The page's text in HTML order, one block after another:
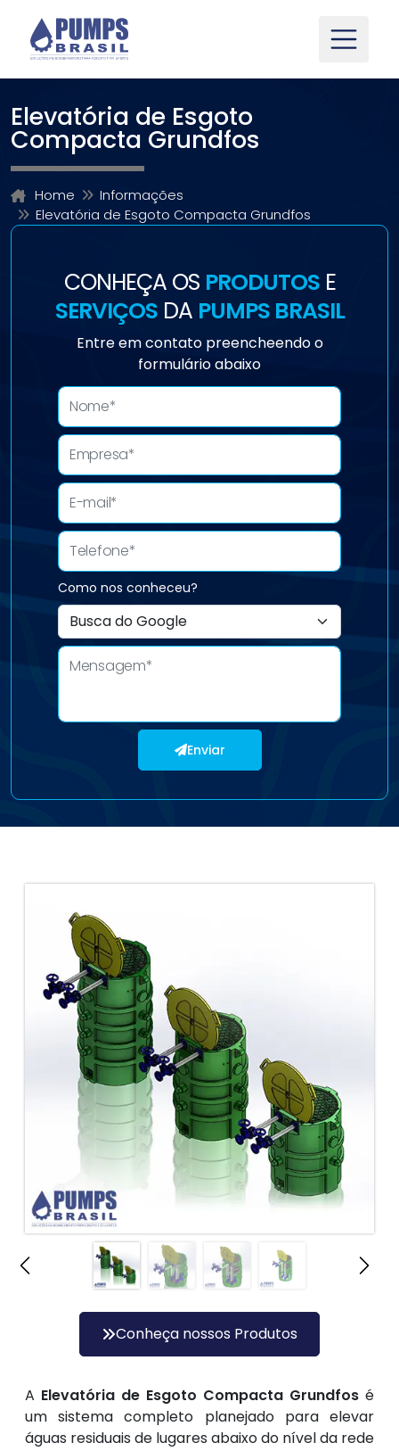
Elevatória de Esgoto
Compacta Grundfos
Home
Informações
Elevatória de Esgoto Compacta Grundfos
CONHEÇA OS PRODUTOSE
SERVIÇOSDA PUMPS BRASIL
Entre em contato preencheendo o
formulário abaixo
Como nos conheceu?
Enviar
A Elevatória de Esgoto Compacta Grundfos é
um sistema completo planejado para elevar
águas residuais de lugares abaixo do nível da rede
Conheça nossos Produtos